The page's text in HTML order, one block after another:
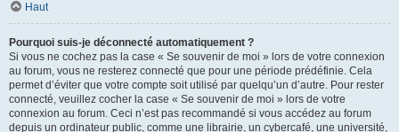
Haut
Pourquoi suis-je déconnecté automatiquement ?
Si vous ne cochez pas la case « Se souvenir de moi » lors de votre connexion
au forum, vous ne resterez connecté que pour une période prédéfinie. Cela
permet d’éviter que votre compte soit utilisé par quelqu’un d’autre. Pour rester
connecté, veuillez cocher la case « Se souvenir de moi » lors de votre
connexion au forum. Ceci n’est pas recommandé si vous accédez au forum
depuis un ordinateur public, comme une librairie, un cybercafé, une université,